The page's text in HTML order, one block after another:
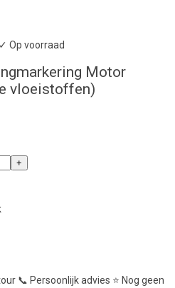
✓ Op voorraad
Motor
vloeistoffen)
+
📞 Persoonlijk advies ⭐ Nog geen